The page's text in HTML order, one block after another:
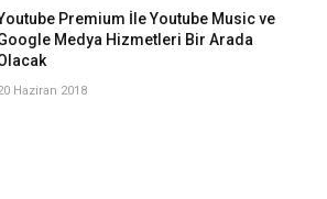
Premium İle Youtube Music ve
Medya Hizmetleri Bir Arada
Haziran 2018